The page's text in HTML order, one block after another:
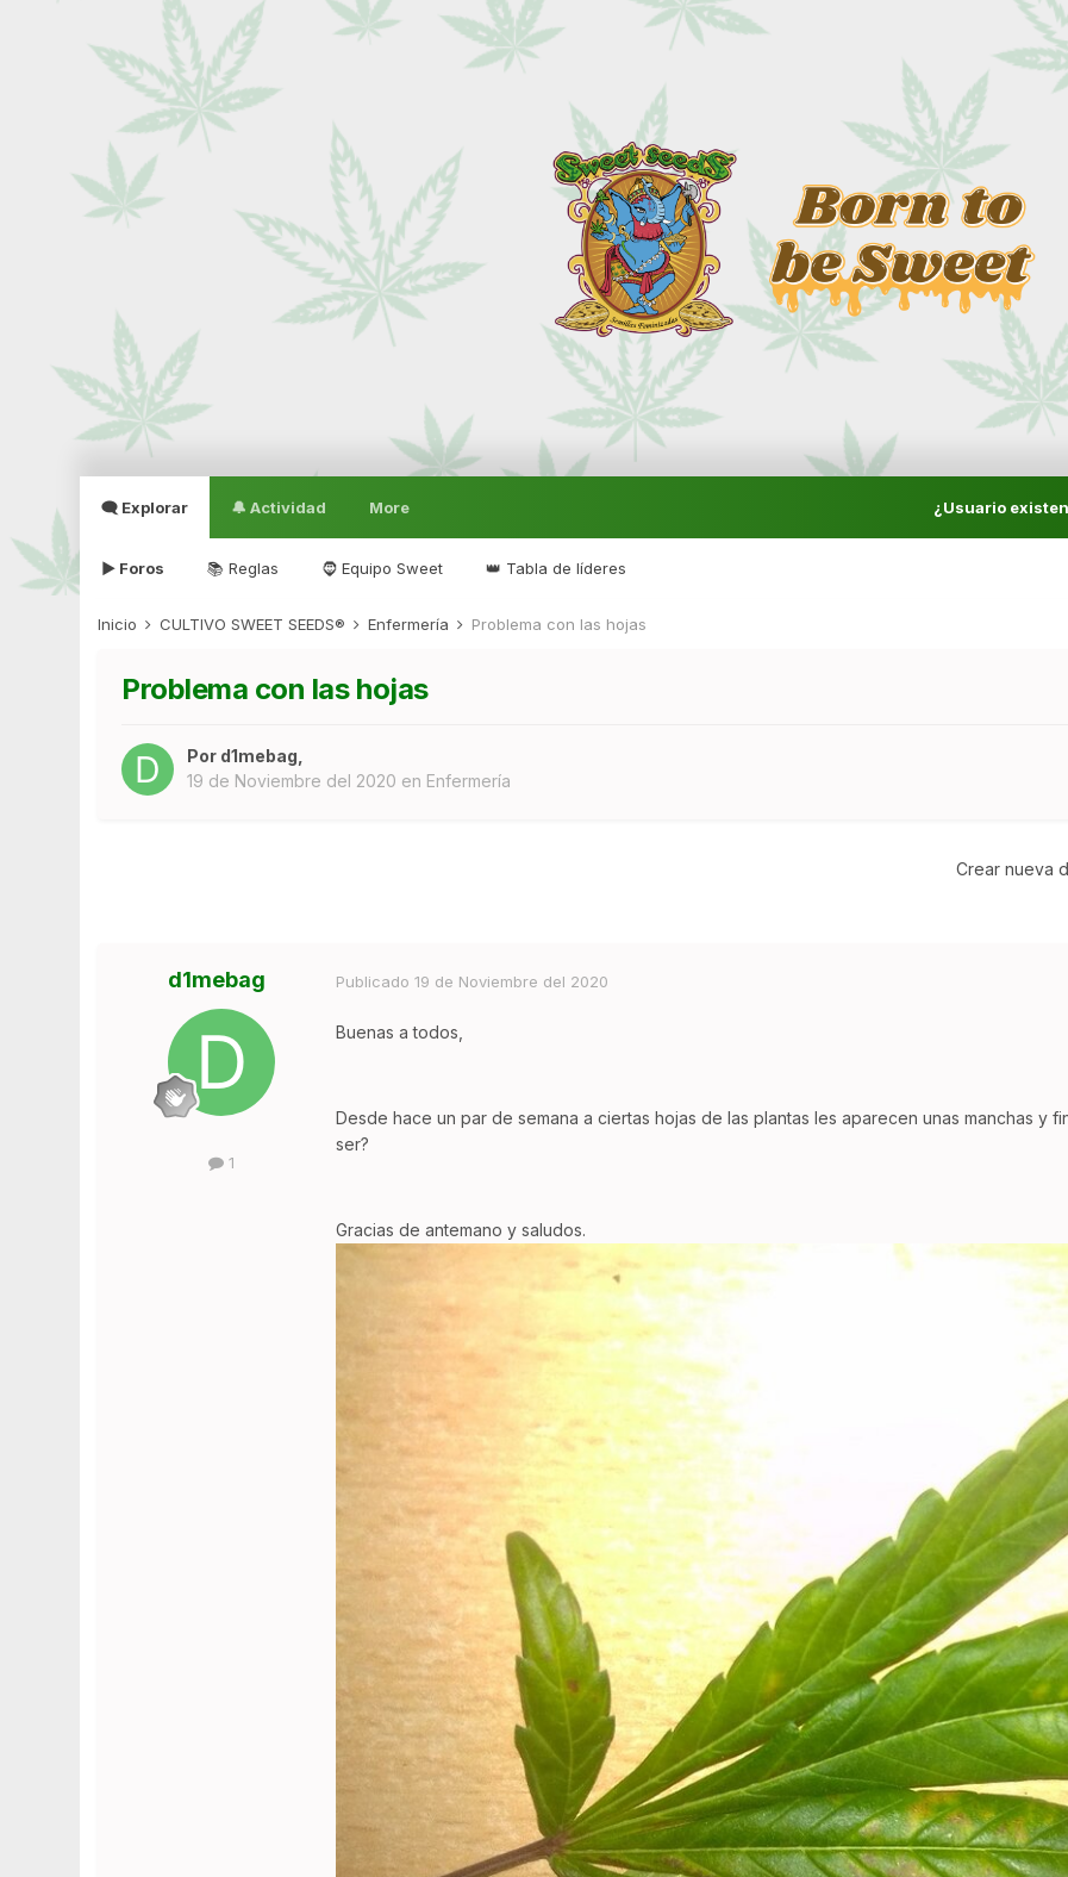
🗨 Explorar
▶ Foros 📚 Reglas 🧔 Equipo Sweet 👑 Tabla de líderes
🔔 Actividad More ¿Usuario
Inicio CULTIVO SWEET SEEDS® Enfermería Problema con las hojas
Problema con las hojas
Por d1mebag
19 de Noviembre del 2020 en Enfermería
Crear nueva
d1mebag
1
Publicado19 de Noviembre del 2020
Buenas a todos,
Desde hace un par de semana a ciertas hojas de las plantas les aparecen unas manchas y
ser?
Gracias de antemano y saludos.